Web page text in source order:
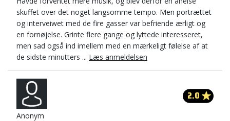
skuffet over det noget langsomme tempo. Men portrættet
og interveiwet med de fire gasser var befriende ærligt og
en fornøjelse. Grinte flere gange og lyttede interesseret,
men sad også ind imellem med en mærkeligt følelse af at
de sidste minutters ... Læs anmeldelsen
Anonym
2.0